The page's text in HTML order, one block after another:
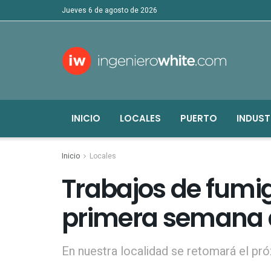
jueves 6 de agosto de 2026
INICIO LOCALES PUERTO
Inicio Locales
Trabajos de
primera semana
En nuestra localidad se retomará el